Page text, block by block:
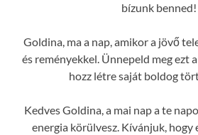
bízunk benned!
Goldina, ma a nap, amikor a jövő
és reményekkel. Ünnepeld meg ezt
hozz létre saját boldog
Kedves Goldina, a mai nap a te
energia körülvesz. Kívánjuk, hogy